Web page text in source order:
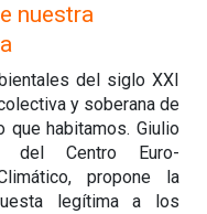
nuestra
del siglo XXI
y soberana de
que habitamos. Giulio
del Centro Euro-
propone la
legítima a los